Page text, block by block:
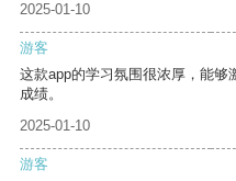
2025-01-10
游客
这款app的学习氛围很浓厚，能够
成绩。
2025-01-10
游客